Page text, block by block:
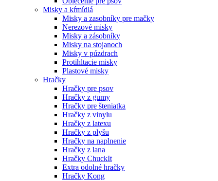
Misky a kŕmídlá
Misky a zasobníky pre mačky
Nerezové misky
Misky a zásobníky
Misky na stojanoch
Misky v púzdrach
Protihltacie misky
Plastové misky
Hračky
Hračky pre psov
Hračky z gumy
Hračky pre šteniatka
Hračky z vinylu
Hračky z latexu
Hračky z plyšu
Hračky na naplnenie
Hračky z lana
Hračky ChuckIt
Extra odolné hračky
Hračky Kong